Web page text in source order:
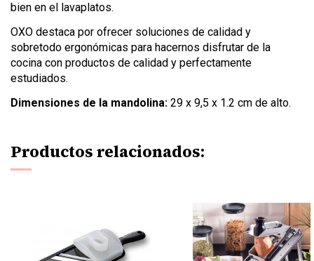
bien en el lavaplatos.
OXO destaca por ofrecer soluciones de calidad y
sobretodo ergonómicas para hacernos disfrutar de la
cocina con productos de calidad y perfectamente
estudiados.
Dimensiones de la mandolina: 29 x 9,5 x 1.2 cm de alto.
Productos relacionados: